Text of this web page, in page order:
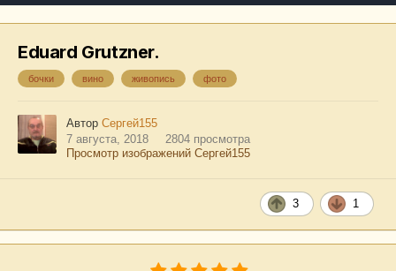
Eduard Grutzner.
бочки вино живопись фото
Автор Сергей155
7 августа, 2018
2804 просмотра
Просмотр изображений Сергей155
3 1